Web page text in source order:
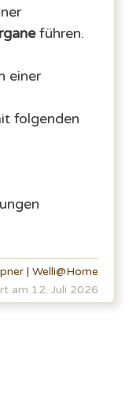
führen.
einer
folgenden
| Welli@Home
am 12. Juli 2026